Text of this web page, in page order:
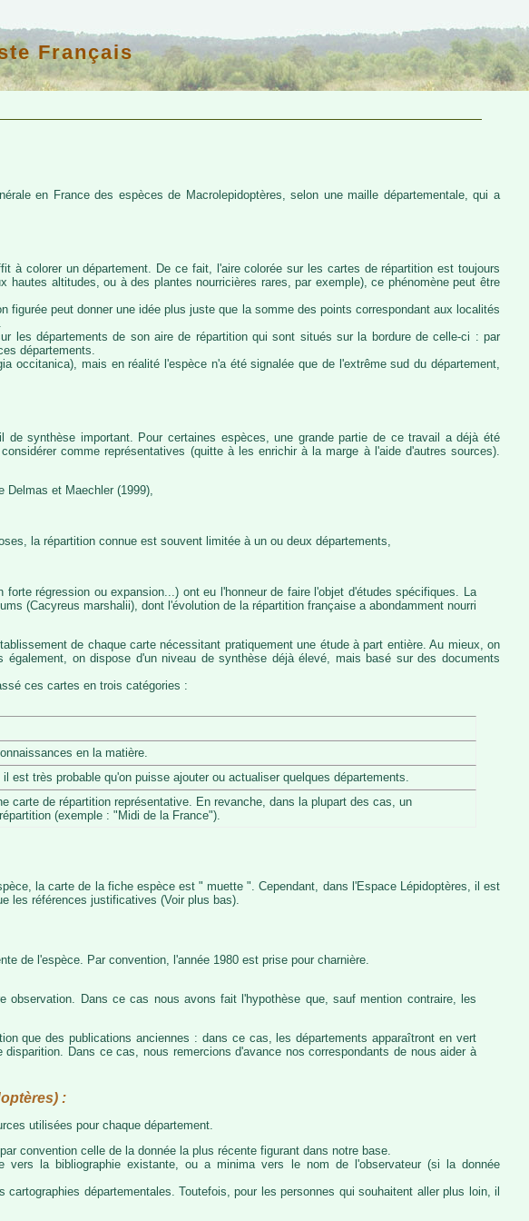
Français
en France des espèces de Macrolepidoptères, selon une maille départementale, qui a
à colorer un département. De ce fait, l'aire colorée sur les cartes de répartition est toujours
altitudes, ou à des plantes nourricières rares, par exemple), ce phénomène peut être
peut donner une idée plus juste que la somme des points correspondant aux localités
les départements de son aire de répartition qui sont situés sur la bordure de celle-ci : par
départements.
occitanica), mais en réalité l'espèce n'a été signalée que de l'extrême sud du département,
synthèse important. Pour certaines espèces, une grande partie de ce travail a déjà été
comme représentatives (quitte à les enrichir à la marge à l'aide d'autres sources).
et Maechler (1999),
la répartition connue est souvent limitée à un ou deux départements,
régression ou expansion...) ont eu l'honneur de faire l'objet d'études spécifiques. La
(Cacyreus marshalii), dont l'évolution de la répartition française a abondamment nourri
de chaque carte nécessitant pratiquement une étude à part entière. Au mieux, on
on dispose d'un niveau de synthèse déjà élevé, mais basé sur des documents
ces cartes en trois catégories :
en la matière.
est très probable qu'on puisse ajouter ou actualiser quelques départements.
carte de répartition représentative. En revanche, dans la plupart des cas, un
(exemple : "Midi de la France").
la carte de la fiche espèce est " muette ". Cependant, dans l'Espace Lépidoptères, il est
les références justificatives (Voir plus bas).
de l'espèce. Par convention, l'année 1980 est prise pour charnière.
Dans ce cas nous avons fait l'hypothèse que, sauf mention contraire, les
que des publications anciennes : dans ce cas, les départements apparaîtront en vert
Dans ce cas, nous remercions d'avance nos correspondants de nous aider à
:
utilisées pour chaque département.
convention celle de la donnée la plus récente figurant dans notre base.
vers la bibliographie existante, ou a minima vers le nom de l'observateur (si la donnée
départementales. Toutefois, pour les personnes qui souhaitent aller plus loin, il